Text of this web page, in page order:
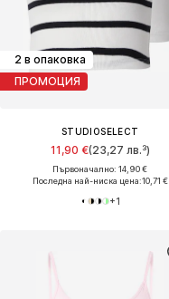
2 в опаковка
ПРОМОЦИЯ
STUDIOSELECT
11,90 €(23,27 лв.³)
Първоначално: 14,90 €
Последна най-ниска цена:10,71 €
+1